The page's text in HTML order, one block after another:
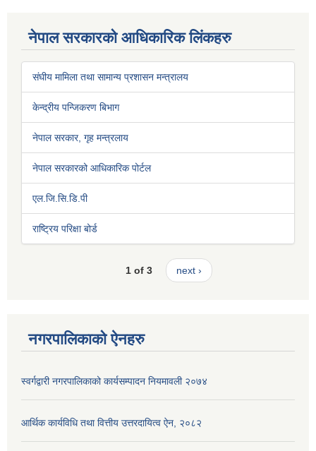
नेपाल सरकारको आधिकारिक लिंकहरु
संघीय मामिला तथा सामान्य प्रशासन मन्त्रालय
केन्द्रीय पन्जिकरण बिभाग
नेपाल सरकार, गृह मन्त्रलाय
नेपाल सरकारको आधिकारिक पोर्टल
एल.जि.सि.डि.पी
राष्ट्रिय परिक्षा बोर्ड
1 of 3 next ›
नगरपालिकाको ऐनहरु
स्वर्गद्वारी नगरपालिकाको कार्यसम्पादन नियमावली २०७४
आर्थिक कार्यविधि तथा वित्तीय उत्तरदायित्व ऐन, २०८२